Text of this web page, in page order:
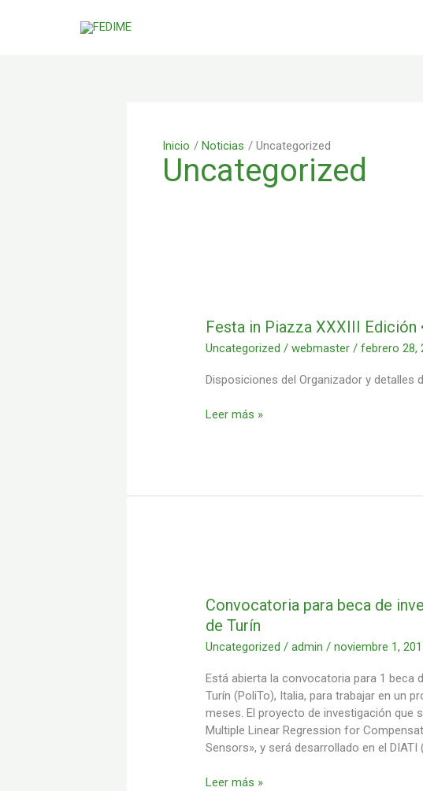
Inicio Noticias Uncategorized
Uncategorized
Festa in Piazza XXXIII Edición
Uncategorized /webmaster /febrero 28,
Disposiciones del Organizador y detalles
Piazza
XXXIII
•
de
Leer más »
Convocatoria para beca de
de Turín
Uncategorized /admin/noviembre 1,
Está abierta la convocatoria para 1 beca
Turín (PoliTo), Italia, para trabajar en un
meses. El proyecto de investigación que
Multiple Linear Regression for
Sensors», y será desarrollado en el
beca
de
en
el
Politécnico
Turín
Leer más »